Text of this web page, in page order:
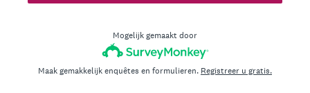
Mogelijk gemaakt door
Maak gemakkelijk enquêtes en formulieren. Registreer u gratis.